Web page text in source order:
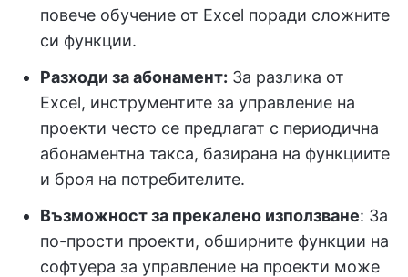
повече обучение от Excel поради сложните
си функции.
Разходи за абонамент: За разлика от
Excel, инструментите за управление на
проекти често се предлагат с периодична
абонаментна такса, базирана на функциите
и броя на потребителите.
Възможност за прекалено използване: За
по-прости проекти, обширните функции на
софтуера за управление на проекти може